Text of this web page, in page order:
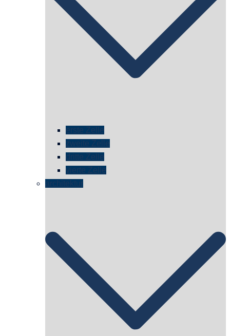
erste Zelle
zweite Zelle
dritte Zelle
vierte Zelle
architektur